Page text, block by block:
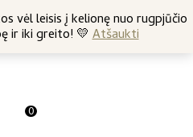
vėl leisis į kelionę nuo rugpjūčio
ir iki greito! 💛Atšaukti
45 Eur +370 682 57369
0